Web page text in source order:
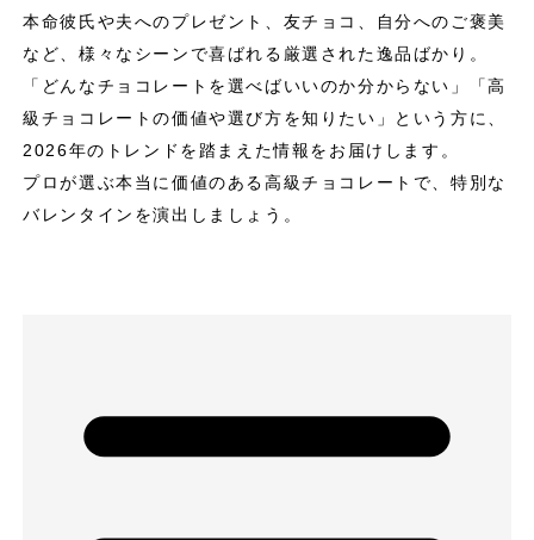
本命彼氏や夫へのプレゼント、友チョコ、自分へのご褒美
など、様々なシーンで喜ばれる厳選された逸品ばかり。
「どんなチョコレートを選べばいいのか分からない」「高
級チョコレートの価値や選び方を知りたい」という方に、
2026年のトレンドを踏まえた情報をお届けします。
プロが選ぶ本当に価値のある高級チョコレートで、特別な
バレンタインを演出しましょう。